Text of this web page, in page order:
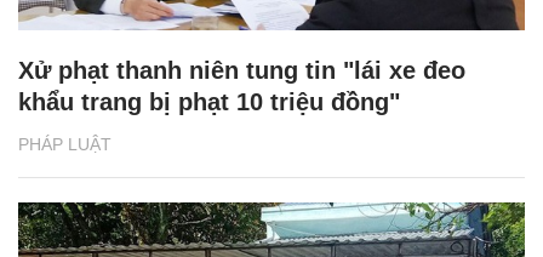
PHÁP LUẬT
Xử phạt thanh niên tung tin "lái xe đeo
khẩu trang bị phạt 10 triệu đồng"